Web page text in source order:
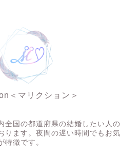
＜マリクション＞
全国の都道府県の結婚したい人の
ります。夜間の遅い時間でもお気
特徴です。